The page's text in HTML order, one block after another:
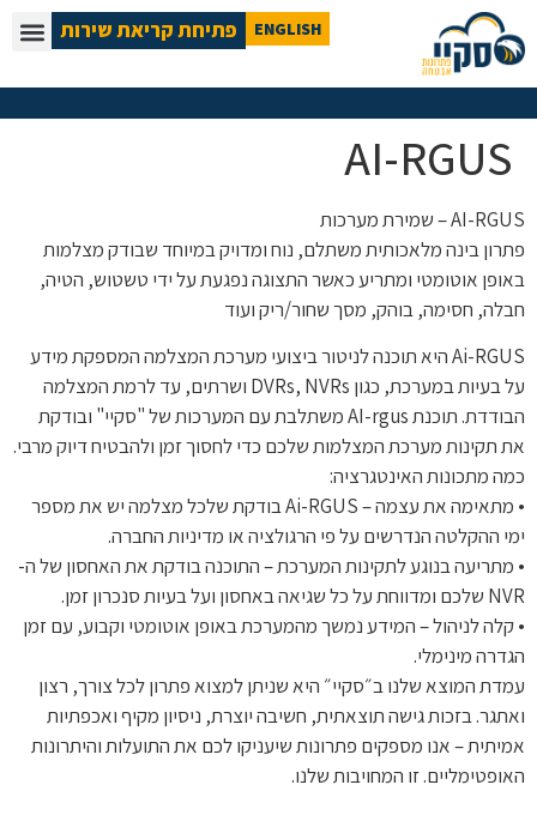
פתיחת קריאת שירות ENGLISH
AI-RGUS
AI-RGUS – שמירת מערכות
פתרון בינה מלאכותית משתלם, נוח ומדויק במיוחד שבודק מצלמות
באופן אוטומטי ומתריע כאשר התצוגה נפגעת על ידי טשטוש, הטיה,
חבלה, חסימה, בוהק, מסך שחור/ריק ועוד
Ai-RGUS היא תוכנה לניטור ביצועי מערכת המצלמה המספקת מידע
על בעיות במערכת, כגון DVRs, NVRs ושרתים, עד לרמת המצלמה
הבודדת. תוכנת AI-rgus משתלבת עם המערכות של "סקיי" ובודקת
את תקינות מערכת המצלמות שלכם כדי לחסוך זמן ולהבטיח דיוק מרבי.
כמה מתכונות האינטגרציה:
• מתאימה את עצמה – Ai-RGUS בודקת שלכל מצלמה יש את מספר
ימי ההקלטה הנדרשים על פי הרגולציה או מדיניות החברה.
• מתריעה בנוגע לתקינות המערכת – התוכנה בודקת את האחסון של ה-
NVR שלכם ומדווחת על כל שגיאה באחסון ועל בעיות סנכרון זמן.
• קלה לניהול – המידע נמשך מהמערכת באופן אוטומטי וקבוע, עם זמן
הגדרה מינימלי.
עמדת המוצא שלנו ב״סקיי״ היא שניתן למצוא פתרון לכל צורך, רצון
ואתגר. בזכות גישה תוצאתית, חשיבה יוצרת, ניסיון מקיף ואכפתיות
אמיתית – אנו מספקים פתרונות שיעניקו לכם את התועלות והיתרונות
האופטימליים. זו המחויבות שלנו.